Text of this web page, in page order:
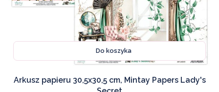
Do koszyka
Arkusz papieru 30,5x30,5 cm, Mintay Papers Lady's